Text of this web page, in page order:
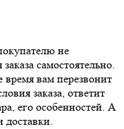
не
самостоятельно.
время вам перезвонит
заказа, ответит
его особенностей. А
доставки.